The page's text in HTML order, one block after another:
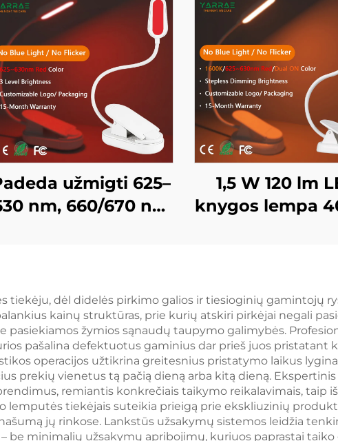
užmigti 625–
nm, 660/670 nm
dažytas kūnas,
knygos lempa
1,5 W 120 lm
knygos lempa
juodo
knygos
tiekėju, dėl didelės pirkimo galios ir tiesioginių gamintojų
kainų struktūras, prie kurių atskiri pirkėjai negali
pasiekiamos žymios sąnaudų taupymo galimybės.
pašalina defektuotus gaminius dar prieš juos pristatant
operacijos užtikrina greitesnius pristatymo laikus
prekių vienetus tą pačią dieną arba kitą dieną.
remiantis konkrečiais taikymo reikalavimais, taip
lemputės tiekėjais suteikia prieigą prie ekskliuzinių
jų rinkose. Lankstūs užsakymų sistemos leidžia
be minimalių užsakymų apribojimų, kuriuos paprastai